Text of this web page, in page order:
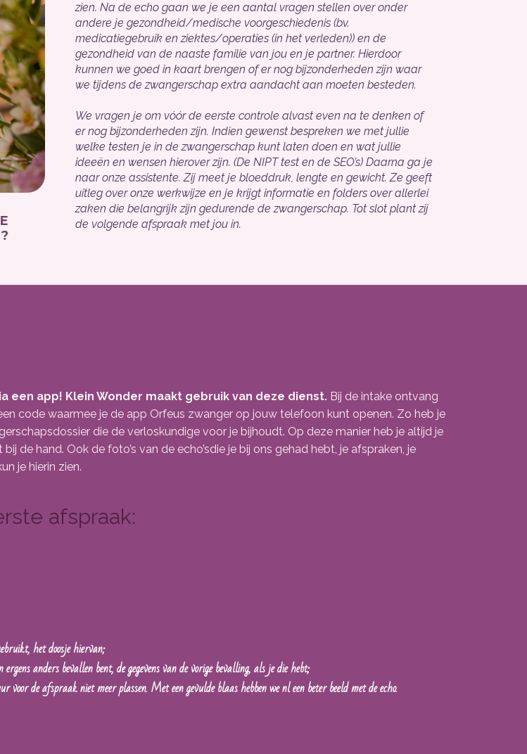
DE
zien. Na de echo gaan we je een aantal vragen stellen over onder
andere je gezondheid/medische voorgeschiedenis (bv.
medicatiegebruik en ziektes/operaties (in het verleden)) en de
gezondheid van de naaste familie van jou en je partner. Hierdoor
kunnen we goed in kaart brengen of er nog bijzonderheden zijn waar
we tijdens de zwangerschap extra aandacht aan moeten besteden.
We vragen je om vóór de eerste controle alvast even na te denken of
er nog bijzonderheden zijn. Indien gewenst bespreken we met jullie
welke testen je in de zwangerschap kunt laten doen en wat jullie
ideeën en wensen hierover zijn. (De NIPT test en de SEO’s) Daarna ga je
naar onze assistente. Zij meet je bloeddruk, lengte en gewicht. Ze geeft
uitleg over onze werkwijze en je krijgt informatie en folders over allerlei
zaken die belangrijk zijn gedurende de zwangerschap. Tot slot plant zij
de volgende afspraak met jou in.
afspraak:
een app! Klein Wonder maakt gebruik van deze dienst. Bij de intake ontvang
code waarmee je de app Orfeus zwanger op jouw telefoon kunt openen. Zo heb je
die de verloskundige voor je bijhoudt. Op deze manier heb je altijd je
de hand. Ook de foto’s van de echo’sdie je bij ons gehad hebt, je afspraken, je
je hierin zien.
het doosje hiervan;
anders bevallen bent, de gegevens van de vorige bevalling, als je die hebt;
voor de afspraak niet meer plassen. Met een gevulde blaas hebben we nl een beter beeld met de echo.